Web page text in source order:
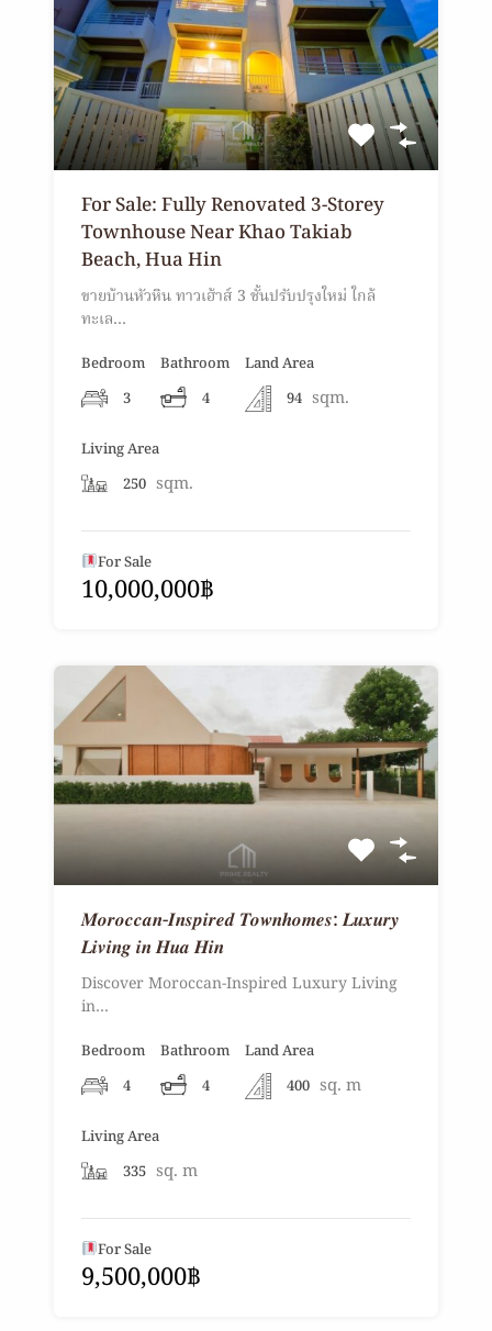
For Sale: Fully Renovated 3-Storey
Townhouse Near Khao Takiab
Beach, Hua Hin
ขายบ้านหัวหิน ทาวเฮ้าส์ 3 ชั้นปรับปรุงใหม่ ใกล้
ทะเล…
Bedroom
3
Bathroom
4
Land Area
94 sqm.
Living Area
250 sqm.
For Sale
10,000,000฿
𝑴𝒐𝒓𝒐𝒄𝒄𝒂𝒏-𝑰𝒏𝒔𝒑𝒊𝒓𝒆𝒅 𝑻𝒐𝒘𝒏𝒉𝒐𝒎𝒆𝒔: 𝑳𝒖𝒙𝒖𝒓𝒚
𝑳𝒊𝒗𝒊𝒏𝒈 𝒊𝒏 𝑯𝒖𝒂 𝑯𝒊𝒏
Discover Moroccan-Inspired Luxury Living
in…
Bedroom
4
Bathroom
4
Land Area
400 sq. m
Living Area
335 sq. m
For Sale
9,500,000฿